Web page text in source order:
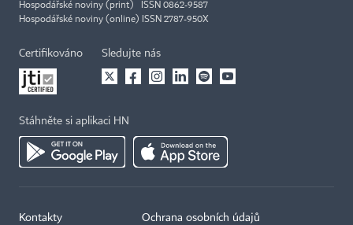
Hospodářské noviny (print) ISSN 0862-9587
Hospodářské noviny (online) ISSN 2787-950X
Certifikováno Sledujte nás
Stáhněte si aplikaci HN
Kontakty Ochrana osobních údajů